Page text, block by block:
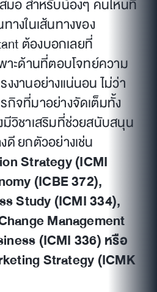
มอ สำหรับน้องๆ คนไหนที่
างในเส้นทางของ
ต้องบอกเลยที่
าะด้านที่ตอบโจทย์ความ
งานอย่างแน่นอน ไม่ว่า
กิจที่มาอย่างจัดเต็มทั้ง
วิชาเสริมที่ช่วยสนับสนุน
ดี ยกตัวอย่างเช่น
Strategy (ICMI
(ICBE 372),
Study (ICMI 334),
Management
(ICMI 336) หรือ
Strategy (ICMK